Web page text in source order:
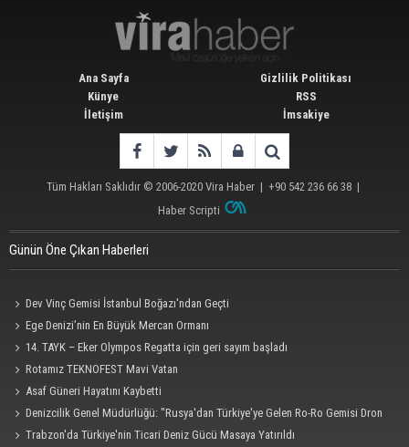
Ana Sayfa
Künye
İletişim
Gizlilik Politikası
RSS
İmsakiye
Tüm Hakları Saklıdır © 2006-2020 Vira Haber | +90 542 236 66 38 |
Haber Scripti
Günün Öne Çıkan Haberleri
Dev Vinç Gemisi İstanbul Boğazı'ndan Geçti
Ege Denizi’nin En Büyük Mercan Ormanı
14. TAYK – Eker Olympos Regatta için geri sayım başladı
Rotamız TEKNOFEST Mavi Vatan
Asaf Güneri Hayatını Kaybetti
Denizcilik Genel Müdürlüğü: "Rusya'dan Türkiye'ye Gelen Ro-Ro Gemisi Dron
Saldırısına Uğradı"
Trabzon'da Türkiye'nin Ticari Deniz Gücü Masaya Yatırıldı